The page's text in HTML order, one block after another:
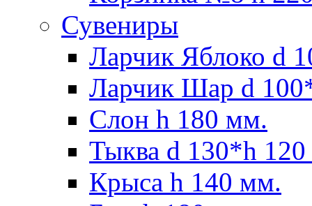
Сувениры
Ларчик Яблоко d
Ларчик Шар d
Слон h 180 мм.
Тыква d 130*h
Крыса h 140 мм.